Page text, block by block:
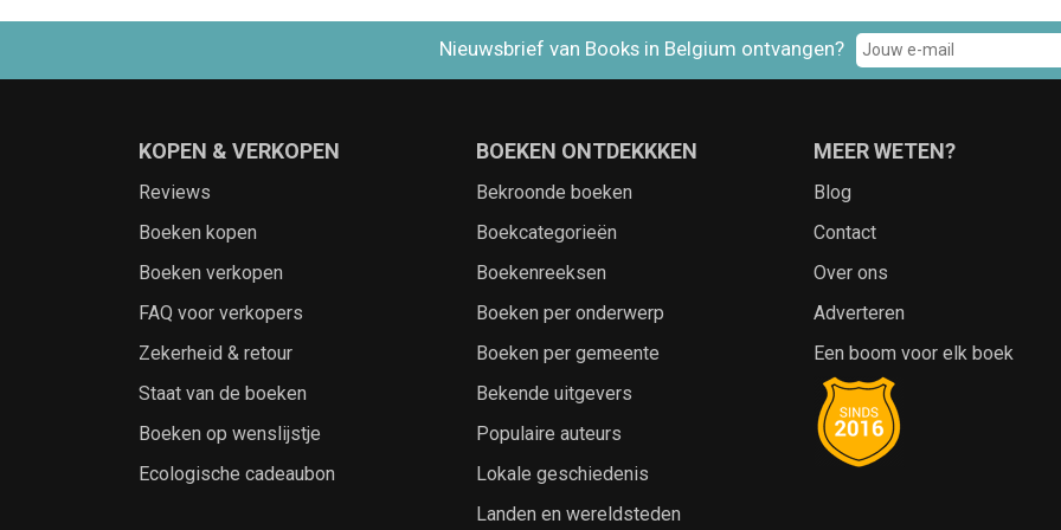
Nieuwsbrief van Books in Belgium ontvangen?
KOPEN & VERKOPEN
Reviews
Boeken kopen
Boeken verkopen
FAQ voor verkopers
Zekerheid & retour
Staat van de boeken
Boeken op wenslijstje
Ecologische cadeaubon
BOEKEN ONTDEKKKEN
Bekroonde boeken
Boekcategorieën
Boekenreeksen
Boeken per onderwerp
Boeken per gemeente
Bekende uitgevers
Populaire auteurs
Lokale geschiedenis
Landen en wereldsteden
MEER WETEN?
Blog
Contact
Over ons
Adverteren
Een boom voor elk boek